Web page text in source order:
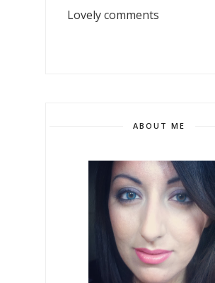
Lovely comments
ABOUT ME